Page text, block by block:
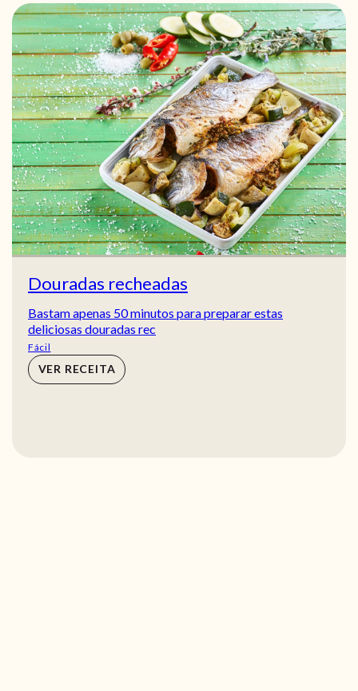
Douradas recheadas
Bastam apenas 50 minutos para preparar estas
deliciosas douradas rec
Fácil
VER RECEITA